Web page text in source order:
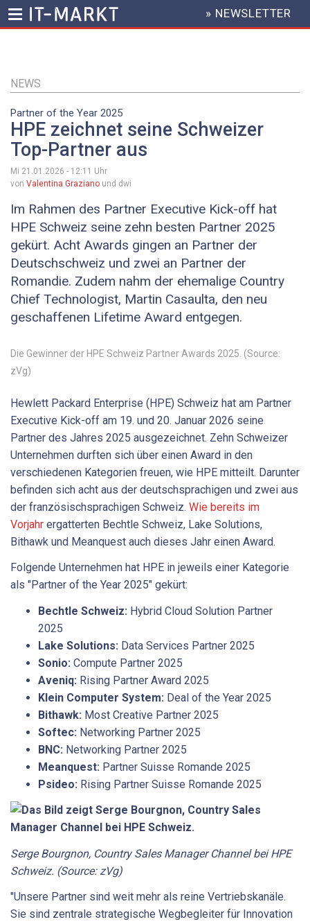
Inhalt
HEADER
MENU
» NEWSLETTER
NEWS
Partner of the Year 2025
HPE zeichnet seine Schweizer
Top-Partner aus
Mi 21.01.2026 - 12:11 Uhr
von Valentina Graziano und dwi
Im Rahmen des Partner Executive Kick-off hat
HPE Schweiz seine zehn besten Partner 2025
gekürt. Acht Awards gingen an Partner der
Deutschschweiz und zwei an Partner der
Romandie. Zudem nahm der ehemalige Country
Chief Technologist, Martin Casaulta, den neu
geschaffenen Lifetime Award entgegen.
Die Gewinner der HPE Schweiz Partner Awards 2025. (Source:
zVg)
Hewlett Packard Enterprise (HPE) Schweiz hat am Partner
Executive Kick-off am 19. und 20. Januar 2026 seine
Partner des Jahres 2025 ausgezeichnet. Zehn Schweizer
Unternehmen durften sich über einen Award in den
verschiedenen Kategorien freuen, wie HPE mitteilt. Darunter
befinden sich acht aus der deutschsprachigen und zwei aus
der französischsprachigen Schweiz. Wie bereits im
Vorjahr ergatterten Bechtle Schweiz, Lake Solutions,
Bithawk und Meanquest auch dieses Jahr einen Award.
Folgende Unternehmen hat HPE in jeweils einer Kategorie
als "Partner of the Year 2025" gekürt:
Bechtle Schweiz: Hybrid Cloud Solution Partner
2025
Lake Solutions: Data Services Partner 2025
Sonio: Compute Partner 2025
Aveniq: Rising Partner Award 2025
Klein Computer System: Deal of the Year 2025
Bithawk: Most Creative Partner 2025
Softec: Networking Partner 2025
BNC: Networking Partner 2025
Meanquest: Partner Suisse Romande 2025
Psideo: Rising Partner Suisse Romande 2025
Serge Bourgnon, Country Sales Manager Channel bei HPE
Schweiz. (Source: zVg)
"Unsere Partner sind weit mehr als reine Vertriebskanäle.
Sie sind zentrale strategische Wegbegleiter für Innovation